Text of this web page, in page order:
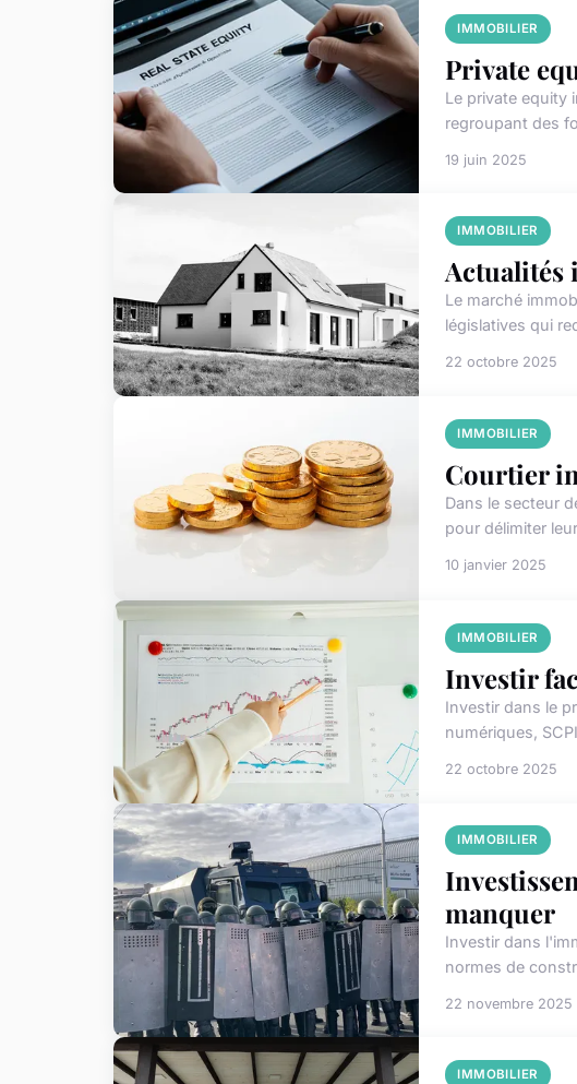
IMMOBILIER
Private
Le private equity
regroupant des
19 juin 2025
IMMOBILIER
Actualités
Le marché
législatives qui
22 octobre 2025
IMMOBILIER
Courtier
Dans le secteur
pour délimiter
10 janvier 2025
IMMOBILIER
Investir
Investir dans le
numériques,
22 octobre 2025
IMMOBILIER
manquer
Investir dans
normes de
22 novembre 2025
IMMOBILIER